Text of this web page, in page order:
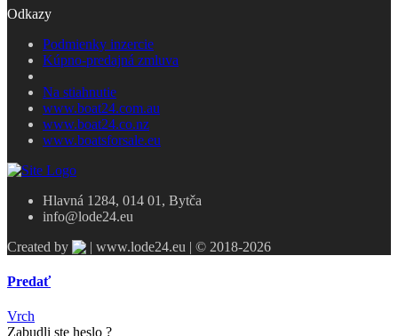
Odkazy
Podmienky inzercie
Kúpno-predajná zmluva
Na stiahnutie
www.boat24.com.au
www.boat24.co.nz
www.boatsforsale.eu
Hlavná 1284, 014 01, Bytča
info@lode24.eu
Created by
| www.lode24.eu | © 2018-2026
Predať
Vrch
Zabudli ste heslo ?